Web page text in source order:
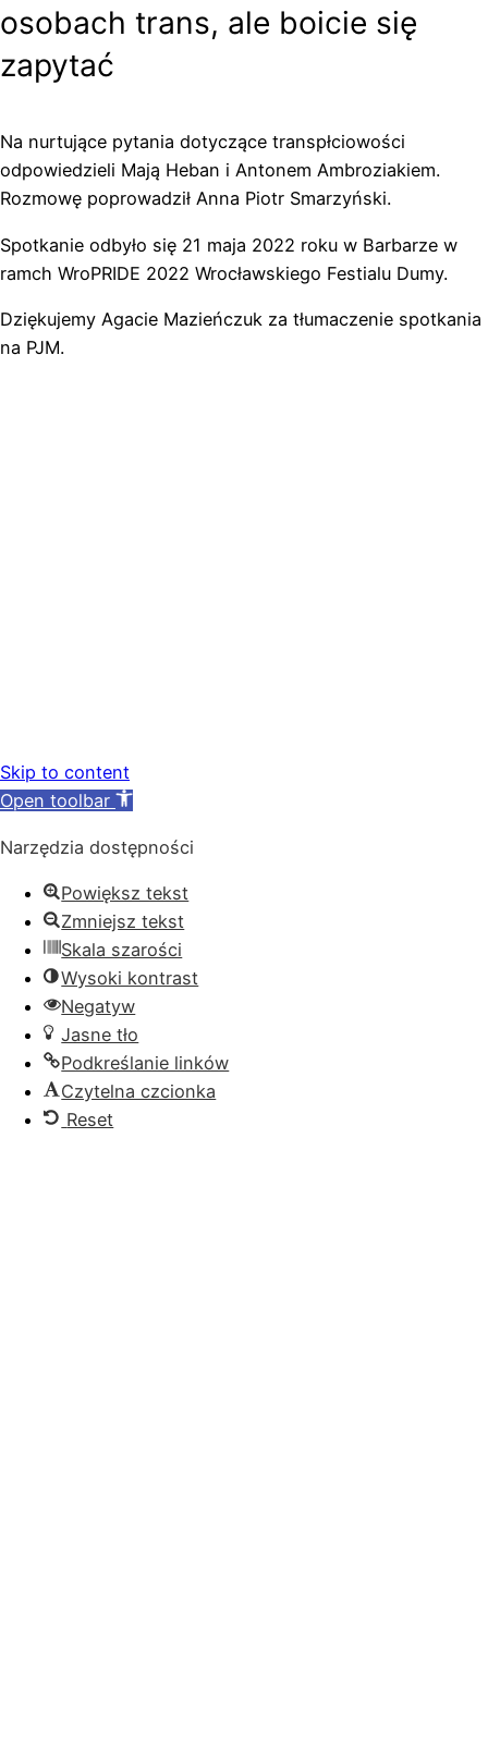
osobach trans, ale boicie się
zapytać
Na nurtujące pytania dotyczące transpłciowości
odpowiedzieli Mają Heban i Antonem Ambroziakiem.
Rozmowę poprowadził Anna Piotr Smarzyński.
Spotkanie odbyło się 21 maja 2022 roku w Barbarze w
ramch WroPRIDE 2022 Wrocławskiego Festialu Dumy.
Dziękujemy Agacie Mazieńczuk za tłumaczenie spotkania
na PJM.
Skip to content
Open toolbar
Narzędzia dostępności
Powiększ tekst
Zmniejsz tekst
Skala szarości
Wysoki kontrast
Negatyw
Jasne tło
Podkreślanie linków
Czytelna czcionka
Reset